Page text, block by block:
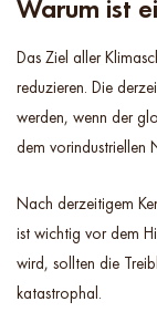
Warum ist
Das Ziel aller
reduzieren. Die
werden, wenn der
dem vorindustriellen
Nach derzeitigem
ist wichtig vor dem
wird, sollten die
katastrophal.